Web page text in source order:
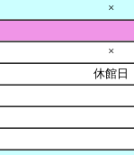
×
×
休館日